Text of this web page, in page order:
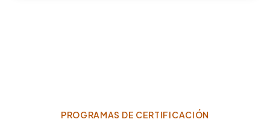
PROGRAMAS DE CERTIFICACIÓN